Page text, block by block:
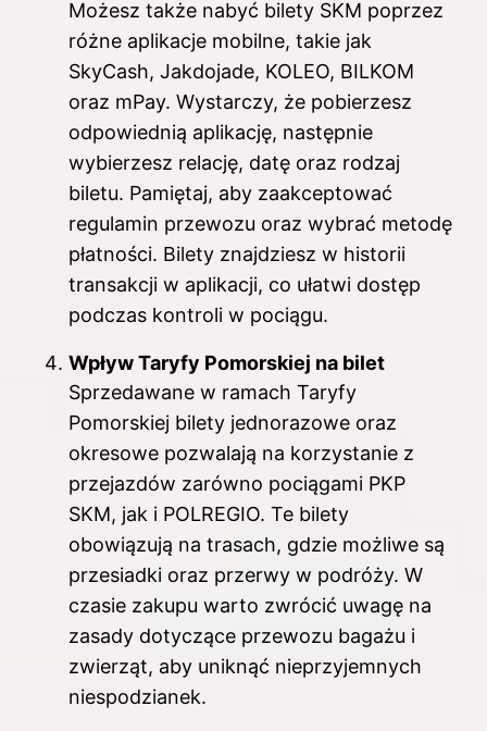
Możesz także nabyć bilety SKM poprzez
różne aplikacje mobilne, takie jak
SkyCash, Jakdojade, KOLEO, BILKOM
oraz mPay. Wystarczy, że pobierzesz
odpowiednią aplikację, następnie
wybierzesz relację, datę oraz rodzaj
biletu. Pamiętaj, aby zaakceptować
regulamin przewozu oraz wybrać metodę
płatności. Bilety znajdziesz w historii
transakcji w aplikacji, co ułatwi dostęp
podczas kontroli w pociągu.
Wpływ Taryfy Pomorskiej na bilet
Sprzedawane w ramach Taryfy
Pomorskiej bilety jednorazowe oraz
okresowe pozwalają na korzystanie z
przejazdów zarówno pociągami PKP
SKM, jak i POLREGIO. Te bilety
obowiązują na trasach, gdzie możliwe są
przesiadki oraz przerwy w podróży. W
czasie zakupu warto zwrócić uwagę na
zasady dotyczące przewozu bagażu i
zwierząt, aby uniknąć nieprzyjemnych
niespodzianek.